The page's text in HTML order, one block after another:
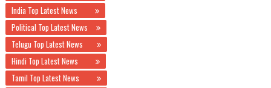
India Top Latest News
Political Top Latest News
Telugu Top Latest News
Hindi Top Latest News
Tamil Top Latest News